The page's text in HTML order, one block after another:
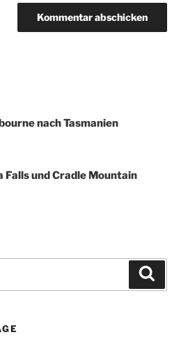
nach Tasmanien
Falls und Cradle Mountain